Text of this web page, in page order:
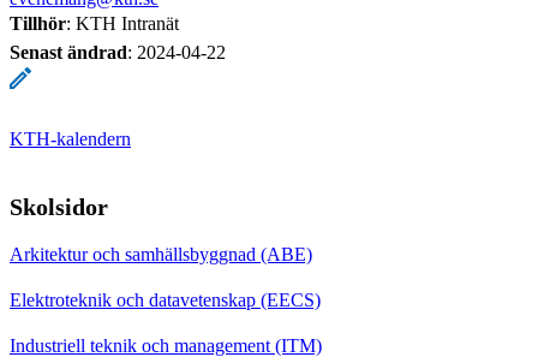
Tillhör: KTH Intranät
Senast ändrad: 2024-04-22
KTH-kalendern
Skolsidor
Arkitektur och samhällsbyggnad (ABE)
Elektroteknik och datavetenskap (EECS)
Industriell teknik och management (ITM)